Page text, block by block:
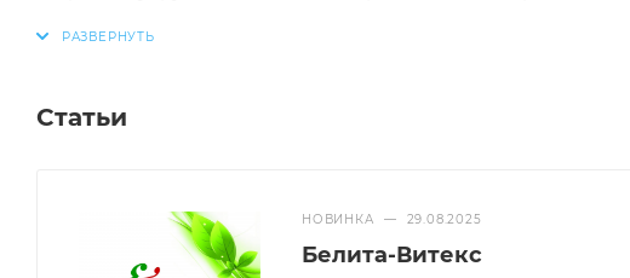
Равномерное окрашивание и роскошный блеск волос:
предотвращает пересыхание и разрушение структуры
Статьи
НОВИНКА — 29.08.2025
Белита-Витекс